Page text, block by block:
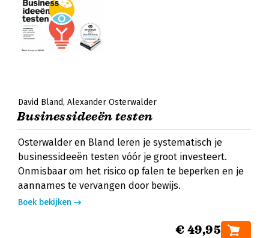
David Bland Alexander Osterwalder
Businessideeën testen
Osterwalder en Bland leren je systematisch je
businessideeën testen vóór je groot investeert.
Onmisbaar om het risico op falen te beperken en je
aannames te vervangen door bewijs.
Boek bekijken
€ 49,95